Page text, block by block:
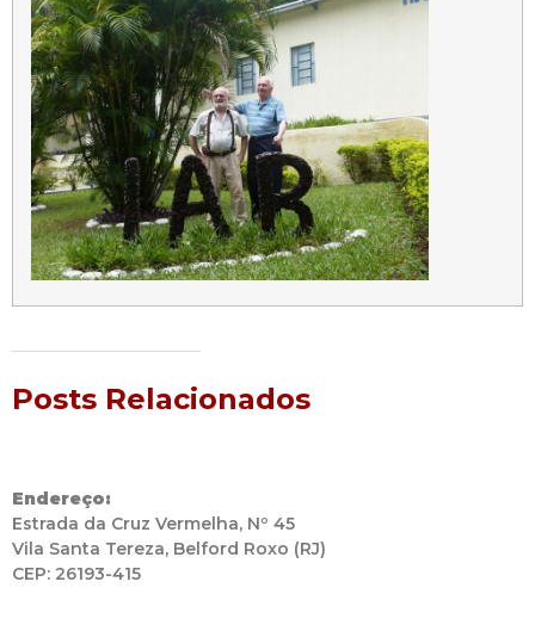
Posts Relacionados
Endereço:
Estrada da Cruz Vermelha, Nº 45
Vila Santa Tereza, Belford Roxo (RJ)
CEP: 26193-415